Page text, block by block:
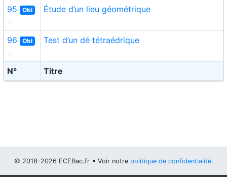
N° Titre
95 Obl Étude d’un lieu géométrique
96 Obl Test d’un dé tétraédrique
© 2018-2026 ECEBac.fr • Voir notre politique de confidentialité.